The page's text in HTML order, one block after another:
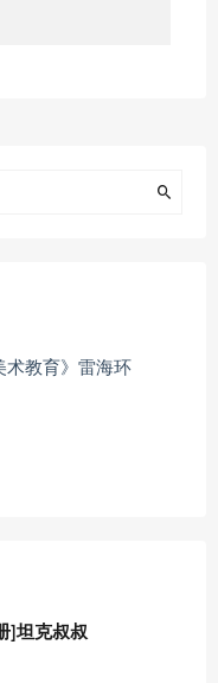
术教育》雷海环
]坦克叔叔